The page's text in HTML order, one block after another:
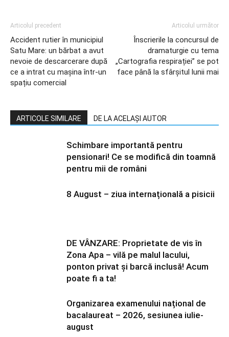
Articolul precedent
Accident rutier în municipiul
Satu Mare: un bărbat a avut
nevoie de descarcerare după
ce a intrat cu mașina într-un
spațiu comercial
Articolul următor
Înscrierile la concursul de
dramaturgie cu tema
„Cartografia respirației” se pot
face până la sfârșitul lunii mai
ARTICOLE SIMILARE DE LA ACELAȘI AUTOR
Schimbare importantă pentru
pensionari! Ce se modifică din toamnă
pentru mii de români
8 August – ziua internațională a pisicii
DE VÂNZARE: Proprietate de vis în
Zona Apa – vilă pe malul lacului,
ponton privat și barcă inclusă! Acum
poate fi a ta!
Organizarea examenului național de
bacalaureat – 2026, sesiunea iulie-
august